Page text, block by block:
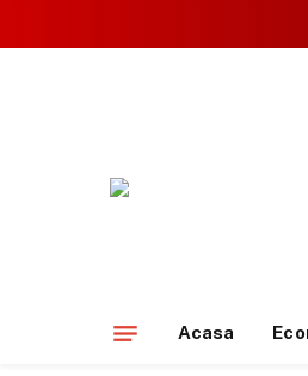
Acasa